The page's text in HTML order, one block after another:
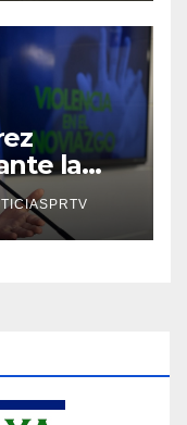
la